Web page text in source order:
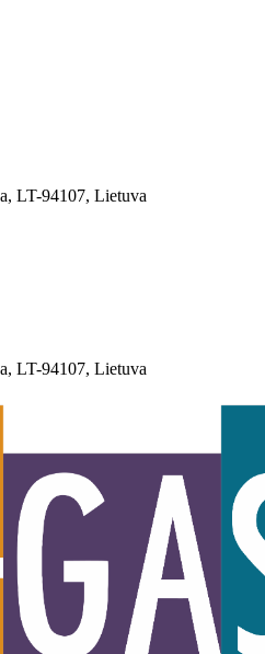
LT-94107, Lietuva
LT-94107, Lietuva